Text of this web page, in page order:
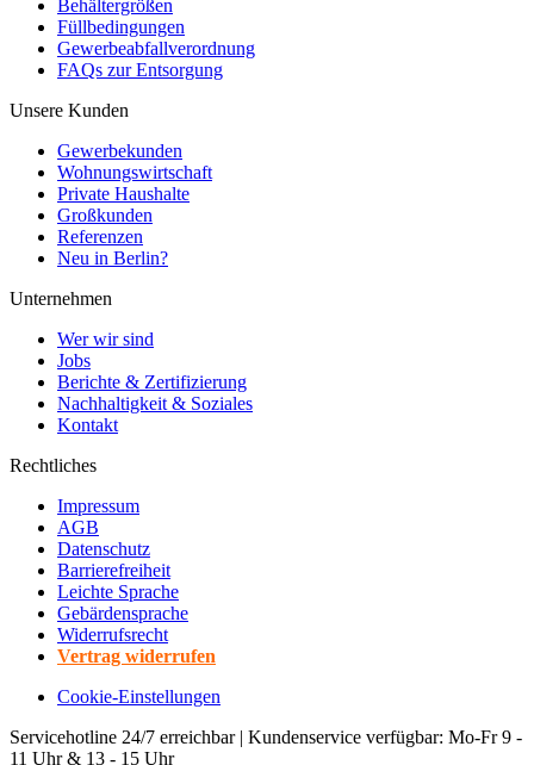
Behältergrößen
Füllbedingungen
Gewerbeabfallverordnung
FAQs zur Entsorgung
Unsere Kunden
Gewerbekunden
Wohnungswirtschaft
Private Haushalte
Großkunden
Referenzen
Neu in Berlin?
Unternehmen
Wer wir sind
Jobs
Berichte & Zertifizierung
Nachhaltigkeit & Soziales
Kontakt
Rechtliches
Impressum
AGB
Datenschutz
Barrierefreiheit
Leichte Sprache
Gebärdensprache
Widerrufsrecht
Vertrag widerrufen
Cookie-Einstellungen
Servicehotline 24/7 erreichbar | Kundenservice verfügbar: Mo-Fr 9 -
11 Uhr & 13 - 15 Uhr